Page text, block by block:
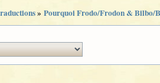
» Pourquoi Frodo/Frodon & Bilbo/